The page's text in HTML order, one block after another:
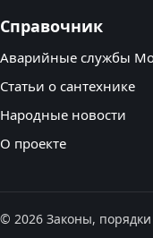
Справочник
Аварийные службы
Статьи о сантехнике
Народные новости
О проекте
© 2026 Законы,